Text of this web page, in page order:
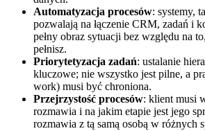
Automatyzacja procesów: systemy,
pozwalają na łączenie CRM, zadań i
pełny obraz sytuacji bez względu na
pełnisz.
Priorytetyzacja zadań: ustalanie
kluczowe; nie wszystko jest pilne, a
work) musi być chroniona.
Przejrzystość procesów: klient musi
rozmawia i na jakim etapie jest jego
rozmawia z tą samą osobą w różnych